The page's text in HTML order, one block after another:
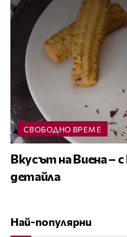
СВОБОДНО ВРЕМЕ
Вкусът на Виена –
детайла
Най-популярни